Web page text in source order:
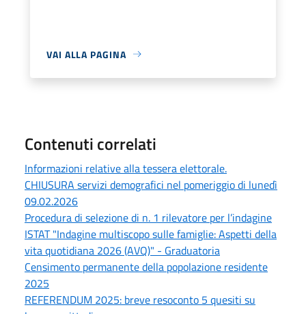
VAI ALLA PAGINA
Contenuti correlati
Informazioni relative alla tessera elettorale.
CHIUSURA servizi demografici nel pomeriggio di lunedì
09.02.2026
Procedura di selezione di n. 1 rilevatore per l’indagine
ISTAT "Indagine multiscopo sulle famiglie: Aspetti della
vita quotidiana 2026 (AVQ)" - Graduatoria
Censimento permanente della popolazione residente
2025
REFERENDUM 2025: breve resoconto 5 quesiti su